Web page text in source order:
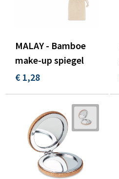
MALAY - Bamboe
make-up spiegel
€ 1,28